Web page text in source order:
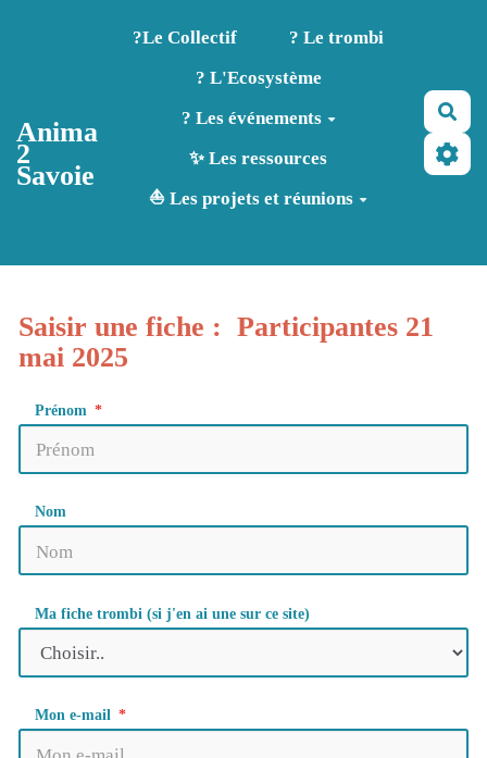
Aller au contenu principal
Anima
2
Savoie
?️Le Collectif
? Le trombi
? L'Ecosystème
? Les événements
✨ Les ressources
⛵ Les projets et réunions
Saisir une fiche : Participantes 21
mai 2025
Prénom
Nom
Ma fiche trombi (si j'en ai une sur ce site)
Mon e-mail